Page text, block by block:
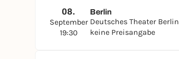
08.
September
19:30
Berlin
Deutsches Theater Berlin
keine Preisangabe